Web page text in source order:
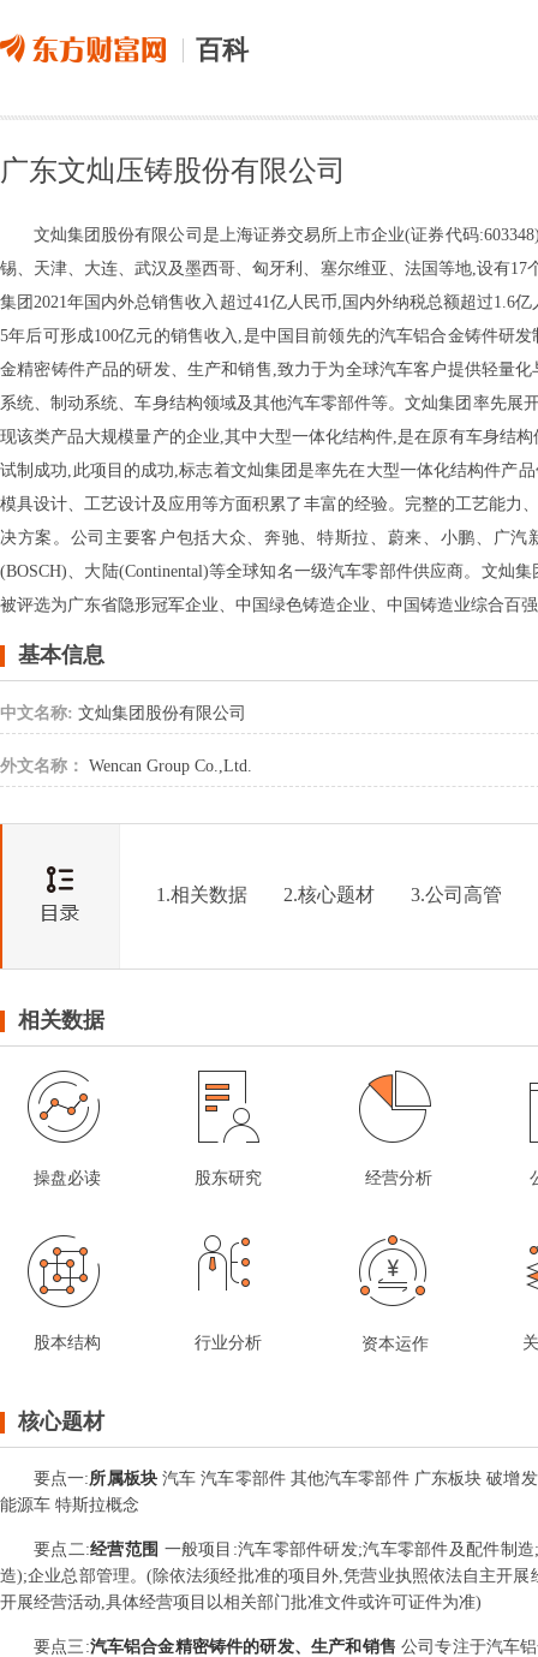
百科
广东文灿压铸股份有限公司
文灿集团股份有限公司是上海证券交易所上市企业(证券代码
锡、天津、大连、武汉及墨西哥、匈牙利、塞尔维亚、法国等地,设有
集团2021年国内外总销售收入超过41亿人民币,国内外纳税总额超过1.6
5年后可形成100亿元的销售收入,是中国目前领先的汽车铝合金铸件研
金精密铸件产品的研发、生产和销售,致力于为全球汽车客户提供轻量
系统、制动系统、车身结构领域及其他汽车零部件等。文灿集团率先展
现该类产品大规模量产的企业,其中大型一体化结构件,是在原有车身结
试制成功,此项目的成功,标志着文灿集团是率先在大型一体化结构件产
模具设计、工艺设计及应用等方面积累了丰富的经验。完整的工艺能力
决方案。公司主要客户包括大众、奔驰、特斯拉、蔚来、小鹏、广
(BOSCH)、大陆(Continental)等全球知名一级汽车零部件供应商。文灿
被评选为广东省隐形冠军企业、中国绿色铸造企业、中国铸造业综合百
基本信息
中文名称: 文灿集团股份有限公司
外文名称： Wencan Group Co.,Ltd.
1.相关数据 2.核心题材 3.公司高管
相关数据
操盘必读 股东研究 经营分析
股本结构 行业分析 资本运作
核心题材
要点一:所属板块 汽车 汽车零部件 其他汽车零部件 广东板块 破增
能源车 特斯拉概念
要点二:经营范围 一般项目:汽车零部件研发;汽车零部件及配件制
造);企业总部管理。(除依法须经批准的项目外,凭营业执照依法自主开
开展经营活动,具体经营项目以相关部门批准文件或许可证件为准)
要点三 :汽车铝合金精密铸件的研发、生产和销售公司专注于汽车